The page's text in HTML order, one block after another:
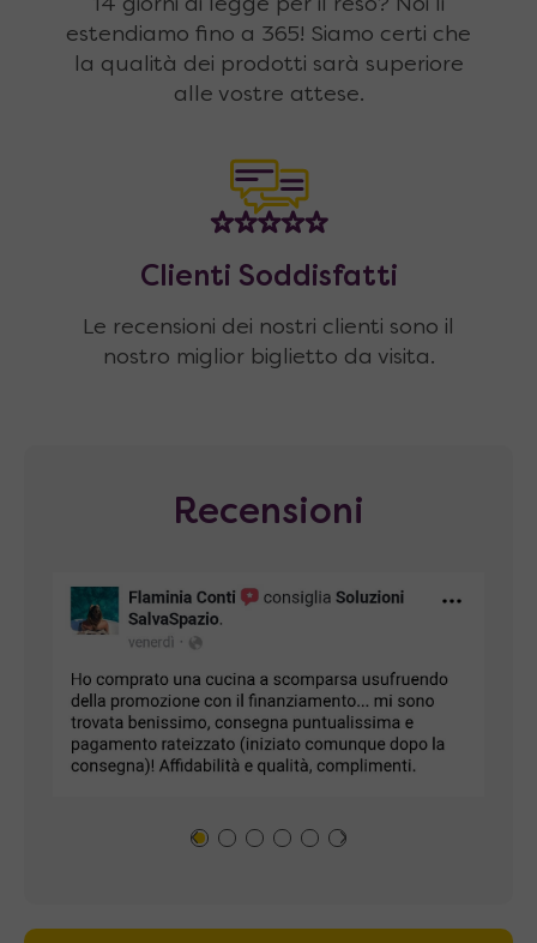
14 giorni di legge per il reso? Noi li
estendiamo fino a 365! Siamo certi che
la qualità dei prodotti sarà superiore
alle vostre attese.
Clienti Soddisfatti
Le recensioni dei nostri clienti sono il
nostro miglior biglietto da visita.
Recensioni